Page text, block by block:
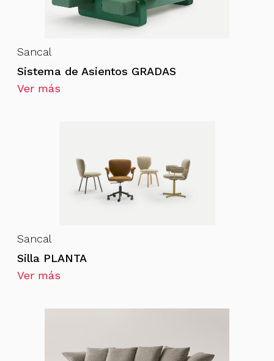
Sancal
Sistema de Asientos GRADAS
Ver más
Sancal
Silla PLANTA
Ver más